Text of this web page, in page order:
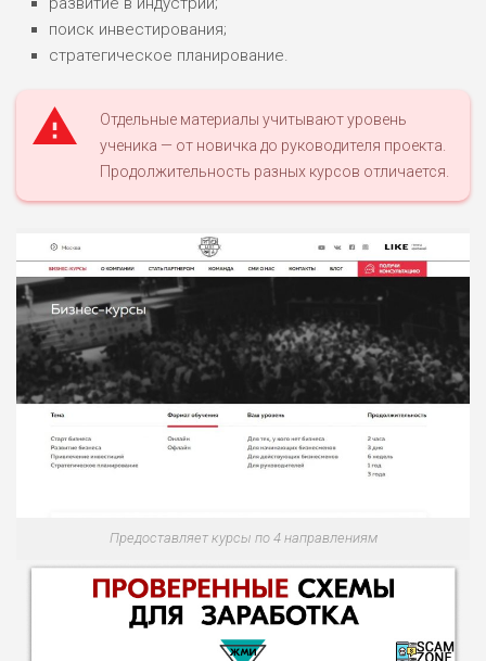
поиск инвестирования;
стратегическое планирование.
Отдельные материалы учитывают уровень
ученика — от новичка до руководителя проекта.
Продолжительность разных курсов отличается.
Предоставляет курсы по 4 направлениям